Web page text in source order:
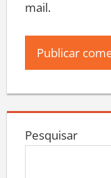
mail.
Pesquisar